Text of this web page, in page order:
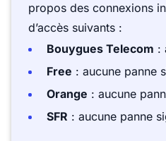
propos des connexions
d’accès suivants :
Bouygues Telecom :
Free : aucune panne
Orange : aucune
SFR : aucune panne